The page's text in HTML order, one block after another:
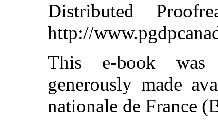
Distributed
http://
This e-book was
generously made
nationale de France